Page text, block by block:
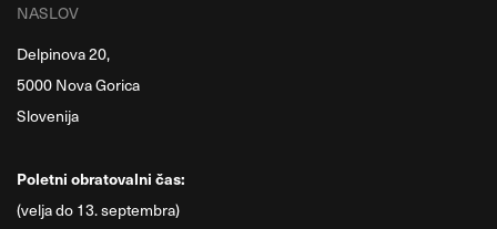
NASLOV
Delpinova 20,
5000 Nova Gorica
Slovenija
Poletni obratovalni čas:
(velja do 13. septembra)